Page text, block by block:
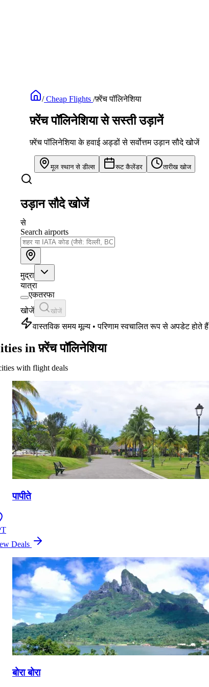
/Cheap Flights /फ़्रेंच पॉलिनेशिया
फ़्रेंच पॉलिनेशिया से सस्ती उड़ानें
फ़्रेंच पॉलिनेशिया के हवाई अड्डों से सर्वोत्तम उड़ान सौदे खोजें
मूल स्थान से डील्स रूट कैलेंडर तारीख खोज
उड़ान सौदे खोजें
से
Search airports
मुद्रा
यात्रा
एकतरफा
खोजें
खोजें
वास्तविक समय मूल्य • परिणाम स्वचालित रूप से अपडेट होते हैं
in फ़्रेंच पॉलिनेशिया
with flight deals
पापीते
Deals
बोरा बोरा